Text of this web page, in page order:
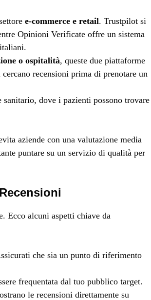
e-commerce e retail. Trustpilot si
Opinioni Verificate offre un sistema
o ospitalità, queste due piattaforme
recensioni prima di prenotare un
dove i pazienti possono trovare
aziende con una valutazione media
puntare su un servizio di qualità per
Ecco alcuni aspetti chiave da
che sia un punto di riferimento
frequentata dal tuo pubblico target.
le recensioni direttamente su